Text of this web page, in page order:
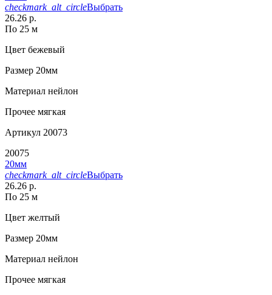
checkmark_alt_circleВыбрать
26.26 р.
По 25 м
Цвет бежевый
Размер 20мм
Материал нейлон
Прочее мягкая
Артикул 20073
20075
20мм
checkmark_alt_circleВыбрать
26.26 р.
По 25 м
Цвет желтый
Размер 20мм
Материал нейлон
Прочее мягкая